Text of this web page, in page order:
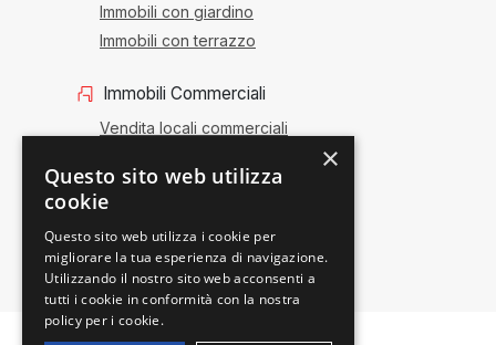
Immobili con giardino
Immobili con terrazzo
Immobili Commerciali
Vendita locali commerciali
Vendita attività
Uffici e negozi
×
Questo sito web utilizza
cookie
Questo sito web utilizza i cookie per
migliorare la tua esperienza di navigazione.
Utilizzando il nostro sito web acconsenti a
tutti i cookie in conformità con la nostra
policy per i cookie.